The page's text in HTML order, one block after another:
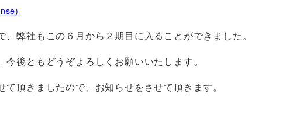
弊社もこの６月から２期目に入ることができました。
後ともどうぞよろしくお願いいたします。
て頂きましたので、お知らせをさせて頂きます。